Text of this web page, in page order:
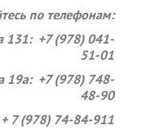
по телефонам:
131: +7 (978) 041-
51-01
19а: +7 (978) 748-
48-90
7 (978) 74-84-911